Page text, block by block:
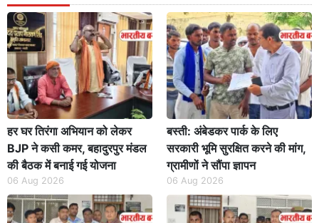
हर घर तिरंगा अभियान को लेकर
BJP ने कसी कमर, बहादुरपुर मंडल
की बैठक में बनाई गई योजना
06 Aug 2026
बस्ती: अंबेडकर पार्क के लिए
सरकारी भूमि सुरक्षित करने की मांग,
ग्रामीणों ने सौंपा ज्ञापन
06 Aug 2026